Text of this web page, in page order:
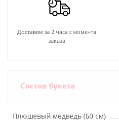
Доставим за 2 часа с момента
заказа
Состав букета
Плюшевый медведь (60 см)